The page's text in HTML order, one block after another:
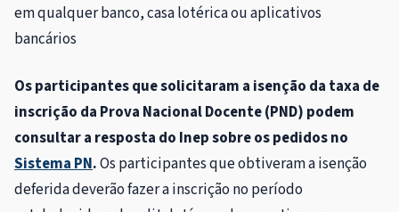
em qualquer banco, casa lotérica ou aplicativos
bancários
Os participantes que solicitaram a isenção da taxa de
inscrição da Prova Nacional Docente (PND) podem
consultar a resposta do Inep sobre os pedidos no
Sistema PN.Os participantes que obtiveram a isenção
deferida deverão fazer a inscrição no período